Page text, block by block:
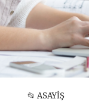
📂 ASAYİŞ